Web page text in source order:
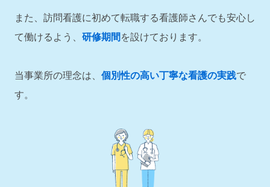
また、訪問看護に初めて転職する看護師さんでも安心し
て働けるよう、 研修期間 を設けております。
当事業所の理念は、 個別性の高い丁寧な看護の実践で
す。